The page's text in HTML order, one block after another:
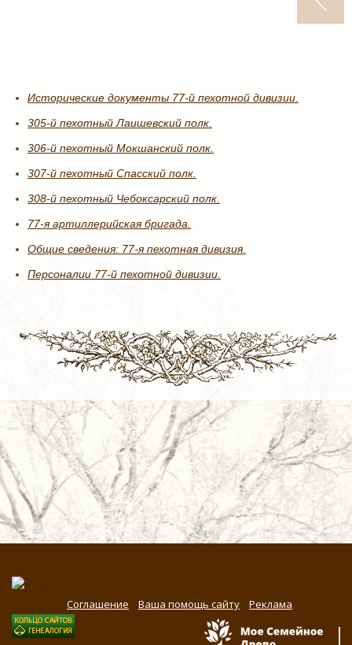
Исторические документы 77-й пехотной дивизии.
305-й пехотный Лаишевский полк.
306-й пехотный Мокшанский полк.
307-й пехотный Спасский полк.
308-й пехотный Чебоксарский полк.
77-я артиллерийская бригада.
Общие сведения: 77-я пехотная дивизия.
Персоналии 77-й пехотной дивизии.
Соглашение Ваша помощь сайту Реклама